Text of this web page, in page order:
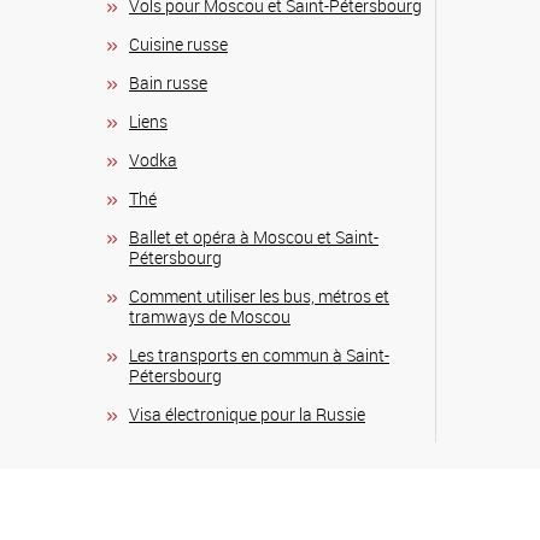
Vols pour Moscou et Saint-Pétersbourg
Сuisine russe
Bain russe
Liens
Vodka
Thé
Ballet et opéra à Moscou et Saint-
Pétersbourg
Comment utiliser les bus, métros et
tramways de Moscou
Les transports en commun à Saint-
Pétersbourg
Visa électronique pour la Russie